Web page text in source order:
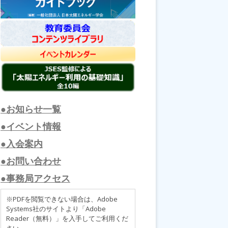
●お知らせ一覧
●イベント情報
●入会案内
●お問い合わせ
●事務局アクセス
※PDFを閲覧できない場合は、Adobe
Systems社のサイトより「Adobe
Reader（無料）」を入手してご利用くだ